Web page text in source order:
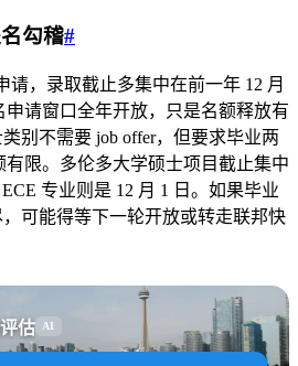
勾稽#
请，录取截止多集中在前一年 12 月
申请窗口全年开放，只是名额释放有
别不需要 job offer，但要求毕业两
限。多伦多大学硕士项目截止集中
专业则是 12 月 1 日。如果毕业
可能得等下一轮开放或转走联邦快
估 AI